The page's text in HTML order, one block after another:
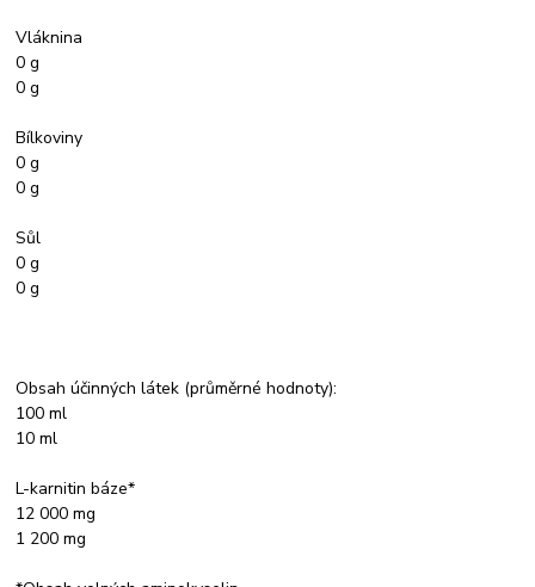
Vláknina
0 g
0 g
Bílkoviny
0 g
0 g
Sůl
0 g
0 g
Obsah účinných látek (průměrné hodnoty):
100 ml
10 ml
L-karnitin báze*
12 000 mg
1 200 mg